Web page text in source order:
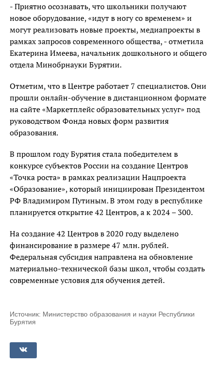
- Приятно осознавать, что школьники получают
новое оборудование, «идут в ногу со временем» и
могут реализовать новые проекты, медиапроекты в
рамках запросов современного общества, - отметила
Екатерина Имеева, начальник дошкольного и общего
отдела Минобрнауки Бурятии.
Отметим, что в Центре работает 7 специалистов. Они
прошли онлайн-обучение в дистанционном формате
на сайте «Маркетплейс образовательных услуг» под
руководством Фонда новых форм развития
образования.
В прошлом году Бурятия стала победителем в
конкурсе субъектов России на создание Центров
«Точка роста» в рамках реализации Нацпроекта
«Образование», который инициирован Президентом
РФ Владимиром Путиным. В этом году в республике
планируется открытие 42 Центров, а к 2024 – 300.
На создание 42 Центров в 2020 году выделено
финансирование в размере 47 млн. рублей.
Федеральная субсидия направлена на обновление
материально-технической базы школ, чтобы создать
современные условия для обучения детей.
Источник: Министерство образования и науки Республики
Бурятия